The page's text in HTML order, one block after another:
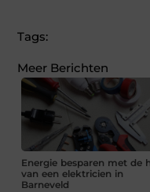
Tags:
Meer Berichten
Energie besparen met de
van een elektricien in
Barneveld